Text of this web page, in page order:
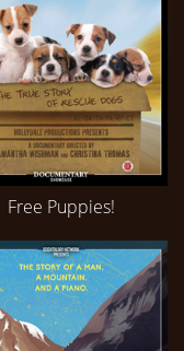
Free Puppies!